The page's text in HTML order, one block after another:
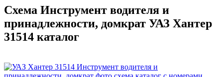
Схема Инструмент водителя и
принадлежности, домкрат УАЗ Хантер
31514 каталог